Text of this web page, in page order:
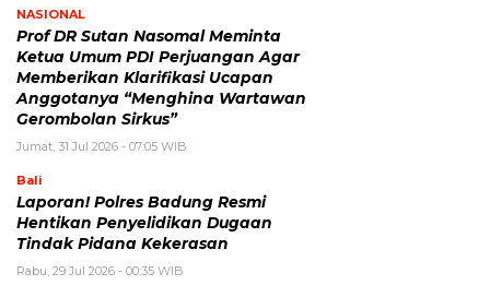
NASIONAL
Prof DR Sutan Nasomal Meminta
Ketua Umum PDI Perjuangan Agar
Memberikan Klarifikasi Ucapan
Anggotanya “Menghina Wartawan
Gerombolan Sirkus”
Jumat, 31 Jul 2026 - 07:05 WIB
Bali
Laporan! Polres Badung Resmi
Hentikan Penyelidikan Dugaan
Tindak Pidana Kekerasan
Rabu, 29 Jul 2026 - 00:35 WIB